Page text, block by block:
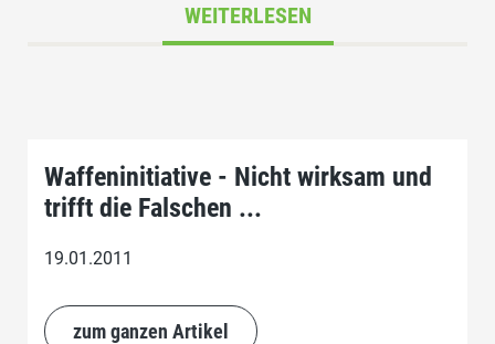
WEITERLESEN
Waffeninitiative - Nicht wirksam und
trifft die Falschen ...
19.01.2011
zum ganzen Artikel